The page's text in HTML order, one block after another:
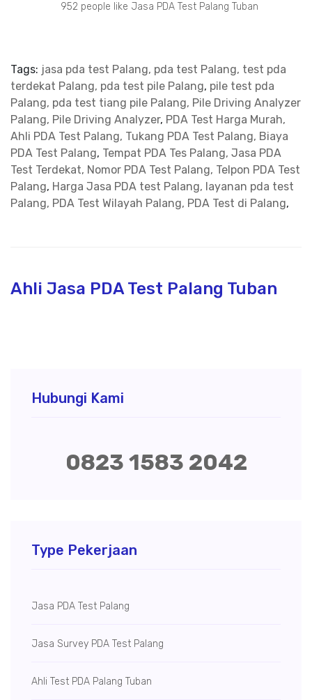
952 people like Jasa PDA Test Palang Tuban
Tags: jasa pda test Palang, pda test Palang, test pda
terdekat Palang, pda test pile Palang, pile test pda
Palang, pda test tiang pile Palang, Pile Driving Analyzer
Palang, Pile Driving Analyzer, PDA Test Harga Murah,
Ahli PDA Test Palang, Tukang PDA Test Palang, Biaya
PDA Test Palang, Tempat PDA Tes Palang, Jasa PDA
Test Terdekat, Nomor PDA Test Palang, Telpon PDA Test
Palang, Harga Jasa PDA test Palang, layanan pda test
Palang, PDA Test Wilayah Palang, PDA Test di Palang,
Ahli Jasa PDA Test Palang Tuban
Hubungi Kami
0823 1583 2042
Type Pekerjaan
Jasa PDA Test Palang
Jasa Survey PDA Test Palang
Ahli Test PDA Palang Tuban